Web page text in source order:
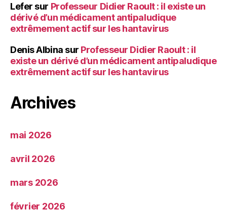
Lefer sur Professeur Didier Raoult : il existe un
dérivé d’un médicament antipaludique
extrêmement actif sur les hantavirus
Denis Albina sur Professeur Didier Raoult : il
existe un dérivé d’un médicament antipaludique
extrêmement actif sur les hantavirus
Archives
mai 2026
avril 2026
mars 2026
février 2026